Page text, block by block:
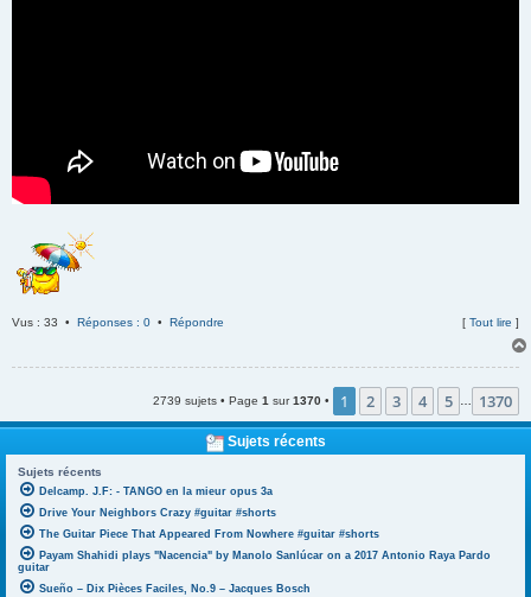
Vus : 33 • Réponses : 0 • Répondre [ Tout lire ]
2739 sujets • Page 1 sur1370 • 1 2 3 4 5 1370
Sujets récents
Sujets récents
Delcamp. J.F: - TANGO en la mieur opus 3a
Drive Your Neighbors Crazy #guitar #shorts
The Guitar Piece That Appeared From Nowhere #guitar #shorts
Payam Shahidi plays "Nacencia" by Manolo Sanlúcar on a 2017 Antonio Raya Pardo
guitar
Sueño – Dix Pièces Faciles, No.9 – Jacques Bosch